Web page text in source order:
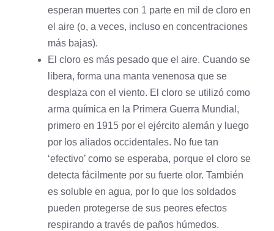
esperan muertes con 1 parte en mil de cloro en
el aire (o, a veces, incluso en concentraciones
más bajas).
El cloro es más pesado que el aire. Cuando se
libera, forma una manta venenosa que se
desplaza con el viento. El cloro se utilizó como
arma química en la Primera Guerra Mundial,
primero en 1915 por el ejército alemán y luego
por los aliados occidentales. No fue tan
‘efectivo’ como se esperaba, porque el cloro se
detecta fácilmente por su fuerte olor. También
es soluble en agua, por lo que los soldados
pueden protegerse de sus peores efectos
respirando a través de paños húmedos.